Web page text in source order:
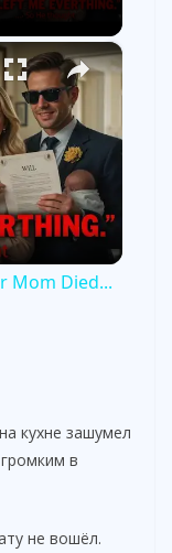
×
Mom Died...
кухне зашумел
в
не вошёл.